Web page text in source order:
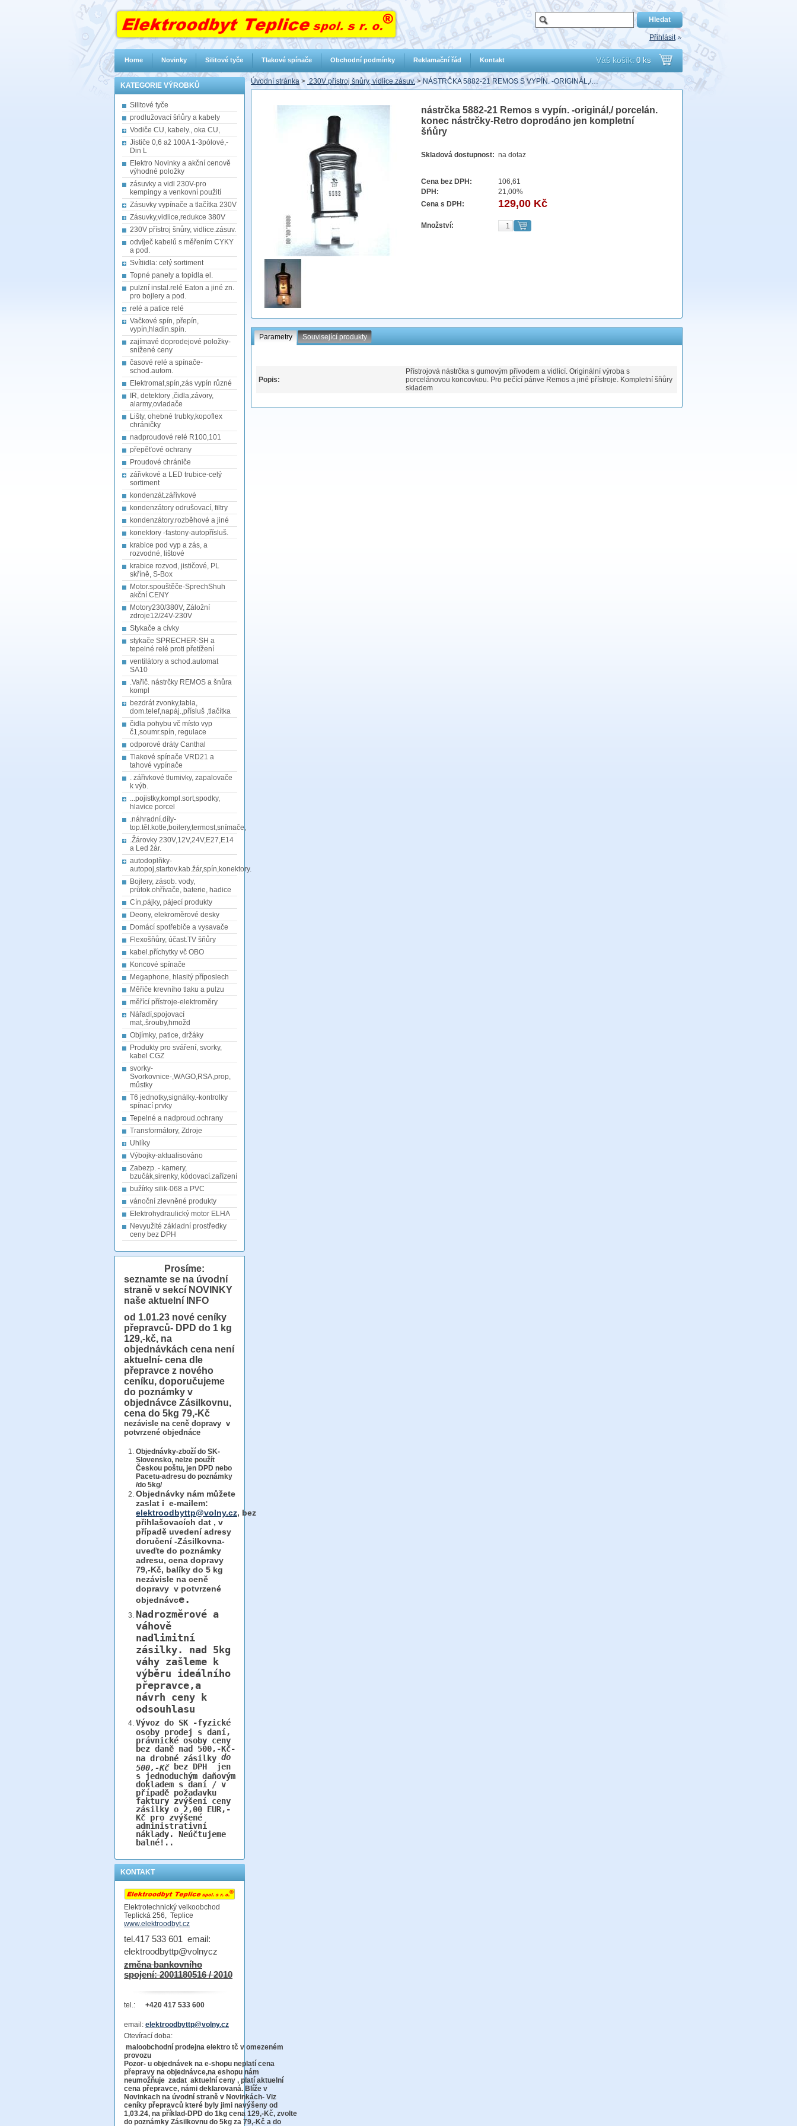
Váš košík: 0 ks
KATEGORIE VÝROBKŮ
Silitové tyče
prodlužovací šńůry a kabely
Vodiče CU, kabely., oka CU,
Jističe 0,6 až 100A 1-3pólové,-
Din L
Elektro Novinky a akční cenově
výhodné položky
zásuvky a vidl 230V-pro
kempingy a venkovní použití
Zásuvky vypínače a tlačítka 230V
Zásuvky,vidlice,redukce 380V
230V přístroj šnůry, vidlice.zásuv.
odvíječ kabelů s měřením CYKY
a pod.
Svítiidla: celý sortiment
Topné panely a topidla el.
pulzní instal.relé Eaton a jiné zn.
pro bojlery a pod.
relé a patice relé
Vačkové spín, přepín,
vypín,hladin.spín.
zajímavé doprodejové položky-
snížené ceny
časové relé a spínače-
schod.autom.
Elektromat,spín,zás vypín různé
IR, detektory ,čidla,závory,
alarmy,ovladače
Lišty, ohebné trubky,kopoflex
chráničky
nadproudové relé R100,101
přepěťové ochrany
Proudové chrániče
zářivkové a LED trubice-celý
sortiment
kondenzát.zářivkové
kondenzátory odrušovací, filtry
kondenzátory.rozběhové a jiné
konektory -fastony-autopřísluš.
krabice pod vyp a zás, a
rozvodné, lištové
krabice rozvod, jističové, PL
skříně, S-Box
Motor.spouštěče-SprechShuh
akční CENY
Motory230/380V, Záložní
zdroje12/24V-230V
Stykače a cívky
stykače SPRECHER-SH a
tepelné relé proti přetížení
ventilátory a schod.automat
SA10
.Vařič. nástrčky REMOS a šnůra
kompl
bezdrát zvonky,tabla,
dom.telef,napáj.,přísluš ,tlačítka
čidla pohybu vč místo vyp
č1,soumr.spín, regulace
odporové dráty Canthal
Tlakové spínače VRD21 a
tahové vypínače
. zářivkové tlumivky, zapalovače
k výb.
...pojistky,kompl.sort,spodky,
hlavice porcel
.náhradní.díly-
top.těl.kotle,boilery,termost,snímače,
.Žárovky 230V,12V,24V,E27,E14
a Led žár.
autodoplňky-
autopoj,startov.kab.žár,spín,konektory.
Bojlery, zásob. vody,
průtok.ohřívače, baterie, hadice
Cín,pájky, pájecí produkty
Deony, elekroměrové desky
Domácí spotřebiče a vysavače
Flexošňůry, účast.TV šňůry
kabel.příchytky vč OBO
Koncové spínače
Megaphone, hlasitý příposlech
Měřiče krevního tlaku a pulzu
měřící přístroje-elektroměry
Nářadí,spojovací
mat,.šrouby,hmožd
Objímky, patice, držáky
Produkty pro sváření, svorky,
kabel CGZ
svorky-
Svorkovnice-,WAGO,RSA,prop,
můstky
T6 jednotky,signálky.-kontrolky
spínací prvky
Tepelné a nadproud.ochrany
Transformátory, Zdroje
Uhlíky
Výbojky-aktualisováno
Zabezp. - kamery,
bzučák,sirenky, kódovací.zařízení
bužírky silik-068 a PVC
vánoční zlevněné produkty
Elektrohydraulický motor ELHA
Nevyužité základní prostředky
ceny bez DPH
Přihlásit
Prosíme:
seznamte se na úvodní
straně v sekcí NOVINKY
naše aktuelní INFO
od 1.01.23 nové ceníky
přepravců- DPD do 1 kg
129,-kč, na
objednávkách cena není
aktuelní- cena dle
přepravce z nového
ceníku, doporučujeme
do poznámky v
objednávce Zásilkovnu,
cena do 5kg 79,-Kč
nezávisle na ceně dopravy v
potvrzené objednáce
Objednávky-zboží do SK-
Slovensko, nelze použít
Českou poštu, jen DPD nebo
Pacetu-adresu do poznámky
/do 5kg/
Objednávky nám můžete
zaslat i e-mailem:
elektroodbyttp@volny.cz, bez
přihlašovacích dat , v
případě uvedení adresy
doručení -Zásilkovna-
uveďte do poznámky
adresu, cena dopravy
79,-Kč, balíky do 5 kg
nezávisle na ceně
dopravy v potvrzené
objednávce.
Nadrozměrové a
váhově
nadlimitní
zásilky. nad 5kg
váhy zašleme k
výběru ideálního
přepravce,a
návrh ceny k
odsouhlasu
Vývoz do SK -fyzické
osoby prodej s daní,
právnické osoby ceny
bez daně nad 500,-Kč-
na drobné zásilky do
500,-Kčbez DPH jen
s jednoduchým daňovým
dokladem s daní / v
případě požadavku
faktury zvýšení ceny
zásilky o 2,00 EUR,-
Kč pro zvýšené
administrativní
náklady. Neúčtujeme
balné!..
KONTAKT
Elektrotechnický velkoobchod
Teplická 256, Teplice
www.elektroodbyt.cz
tel.417 533 601 email:
elektroodbyttp@volnycz
změna bankovního
spojení: 2001180516 / 2010
tel.: +420 417 533 600
email: elektroodbyttp@volny.cz
Otevírací doba:
maloobchodní prodejna elektro tč v omezeném
provozu
Pozor- u objednávek na e-shopu neplatí cena
přepravy na objednávce,na eshopu nám
neumožňuje zadat aktuelní ceny , platí aktuelní
cena přepravce, námi deklarovaná. Blíže v
Novinkach na úvodní straně v Novinkách- Viz
ceníky přepravců které byly jimi navýšeny od
1,03.24, na příklad-DPD do 1kg cena 129,-Kč, zvolte
do poznámky Zásilkovnu do 5kg za 79,-Kč a do
Úvodní stránka > 230V přístroj šnůry, vidlice.zásuv.> NÁSTRČKA 5882-21 REMOS S VYPÍN. -ORIGINÁL,/…
nástrčka 5882-21 Remos s vypín. -originál,/ porcelán.
konec nástrčky-Retro doprodáno jen kompletní
šńůry
Skladová dostupnost: na dotaz
Cena bez DPH:
106,61
DPH:
21,00%
Cena s DPH:
129,00 Kč
Množství:
Parametry Související produkty
Popis:
Přístrojová nástrčka s gumovým přívodem a vidlicí. Originální výroba s
porcelánovou koncovkou. Pro pečící pánve Remos a jiné přístroje. Kompletní šňůry
skladem
Home Novinky Silitové tyče Tlakové spínače Obchodní podmínky Reklamační řád Kontakt